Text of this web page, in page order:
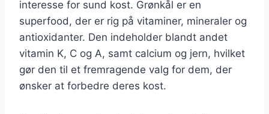
interesse for sund kost. Grønkål er en
superfood, der er rig på vitaminer, mineraler og
antioxidanter. Den indeholder blandt andet
vitamin K, C og A, samt calcium og jern, hvilket
gør den til et fremragende valg for dem, der
ønsker at forbedre deres kost.